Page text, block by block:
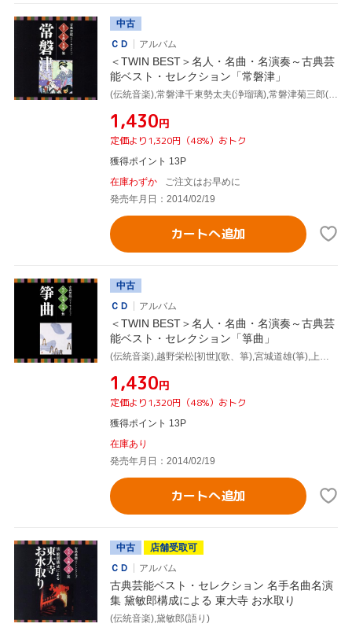
中古
ＣＤ
アルバム
＜TWIN BEST＞名人・名曲・名演奏～古典芸
能ベスト・セレクション「常磐津」
(伝統音楽),常磐津千東勢太夫(浄瑠璃),常磐津菊三郎(三味線),常磐津千勢太夫(浄瑠璃),常磐津千代太夫(浄瑠璃),常磐津三東勢太夫(浄瑠璃),常磐津清勢太夫(浄瑠璃),岸沢式佐[十世](三味線)
¥1,430円
定価より1,320円（48%）おトク
獲得ポイント 13P
在庫わずか
ご注文はお早めに
発売年月日：2014/02/19
カートへ追加
中古
ＣＤ
アルバム
＜TWIN BEST＞名人・名曲・名演奏～古典芸
能ベスト・セレクション「箏曲」
¥1,430円
定価より1,320円（48%）おトク
獲得ポイント 13P
在庫あり
発売年月日：2014/02/19
カートへ追加
中古
店舗受取可
ＣＤ
アルバム
古典芸能ベスト・セレクション 名手名曲名演
集 黛敏郎構成による 東大寺 お水取り
(伝統音楽),黛敏郎(語り)